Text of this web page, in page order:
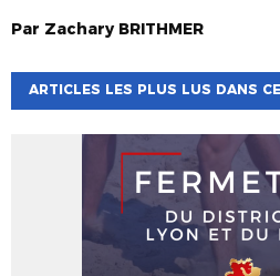
Par Zachary BRITHMER
ARTICLES LES PLUS LUS DANS